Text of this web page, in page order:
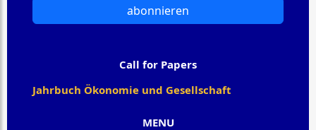
MENU
abonnieren
Call for Papers
Jahrbuch Ökonomie und Gesellschaft